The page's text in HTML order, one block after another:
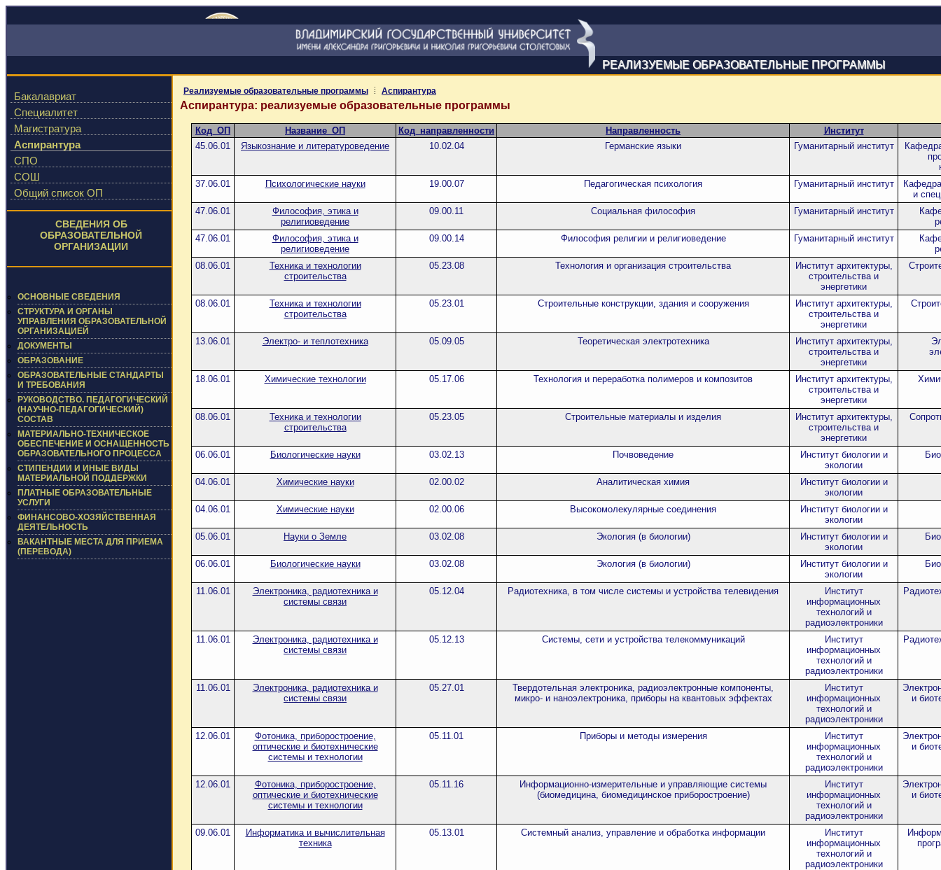
РЕАЛИЗУЕМЫЕ ОБРАЗОВАТЕЛЬНЫЕ ПРОГРАММЫ
Бакалавриат
Специалитет
Магистратура
Аспирантура
СПО
СОШ
Общий список ОП
СВЕДЕНИЯ ОБ
ОБРАЗОВАТЕЛЬНОЙ
ОРГАНИЗАЦИИ
ОСНОВНЫЕ СВЕДЕНИЯ
СТРУКТУРА И ОРГАНЫ
УПРАВЛЕНИЯ ОБРАЗОВАТЕЛЬНОЙ
ОРГАНИЗАЦИЕЙ
ДОКУМЕНТЫ
ОБРАЗОВАНИЕ
ОБРАЗОВАТЕЛЬНЫЕ СТАНДАРТЫ
И ТРЕБОВАНИЯ
РУКОВОДСТВО. ПЕДАГОГИЧЕСКИЙ
(НАУЧНО-ПЕДАГОГИЧЕСКИЙ)
СОСТАВ
МАТЕРИАЛЬНО-ТЕХНИЧЕСКОЕ
ОБЕСПЕЧЕНИЕ И ОСНАЩЕННОСТЬ
ОБРАЗОВАТЕЛЬНОГО ПРОЦЕССА
СТИПЕНДИИ И ИНЫЕ ВИДЫ
МАТЕРИАЛЬНОЙ ПОДДЕРЖКИ
ПЛАТНЫЕ ОБРАЗОВАТЕЛЬНЫЕ
УСЛУГИ
ФИНАНСОВО-ХОЗЯЙСТВЕННАЯ
ДЕЯТЕЛЬНОСТЬ
ВАКАНТНЫЕ МЕСТА ДЛЯ ПРИЕМА
(ПЕРЕВОДА)
Реализуемые образовательные программы Аспирантура
Аспирантура: реализуемые образовательные программы
Код_ОП Название_ОП Код_направленности Направленность
Институт
45.06.01
Языкознание и литературоведение 10.02.04 Германские языки Гуманитарный институт
37.06.01
Психологические науки 19.00.07 Педагогическая психология Гуманитарный институт
и
47.06.01
Философия, этика и
религиоведение
09.00.11 Социальная философия Гуманитарный институт
47.06.01
Философия, этика и
религиоведение
09.00.14 Философия религии и религиоведение Гуманитарный институт
08.06.01
Техника и технологии
строительства
05.23.08 Технология и организация строительства
Институт архитектуры,
строительства и
энергетики
08.06.01
Техника и технологии
строительства
05.23.01 Строительные конструкции, здания и сооружения
Институт архитектуры,
строительства и
энергетики
13.06.01 Электро- и теплотехника 05.09.05 Теоретическая электротехника
Институт архитектуры,
строительства и
энергетики
18.06.01 Химические технологии 05.17.06 Технология и переработка полимеров и композитов
Институт архитектуры,
строительства и
энергетики
08.06.01
Техника и технологии
строительства
05.23.05 Строительные материалы и изделия
Институт архитектуры,
строительства и
энергетики
06.06.01 Биологические науки 03.02.13 Почвоведение
Институт биологии и
экологии
04.06.01 Химические науки 02.00.02 Аналитическая химия
Институт биологии и
экологии
04.06.01
Химические науки 02.00.06 Высокомолекулярные соединения
Институт биологии и
экологии
05.06.01
Науки о Земле 03.02.08 Экология (в биологии)
Институт биологии и
экологии
06.06.01 Биологические науки 03.02.08 Экология (в биологии)
Институт биологии и
экологии
11.06.01
Электроника, радиотехника и
системы связи
05.12.04 Радиотехника, в том числе системы и устройства телевидения
Институт
информационных
технологий и
радиоэлектроники
11.06.01
Электроника, радиотехника и
системы связи
05.12.13 Системы, сети и устройства телекоммуникаций
Институт
информационных
технологий и
радиоэлектроники
11.06.01
Электроника, радиотехника и
системы связи
05.27.01
Твердотельная электроника, радиоэлектронные компоненты,
микро- и наноэлектроника, приборы на квантовых эффектах
Институт
информационных
технологий и
радиоэлектроники
и
12.06.01
Фотоника, приборостроение,
оптические и биотехнические
системы и технологии
05.11.01 Приборы и методы измерения
Институт
информационных
технологий и
радиоэлектроники
и
12.06.01
Фотоника, приборостроение,
оптические и биотехнические
системы и технологии
05.11.16
Информационно-измерительные и управляющие системы
(биомедицина, биомедицинское приборостроение)
Институт
информационных
технологий и
радиоэлектроники
и
09.06.01
Информатика и вычислительная
техника
05.13.01 Системный анализ, управление и обработка информации
Институт
информационных
технологий и
радиоэлектроники